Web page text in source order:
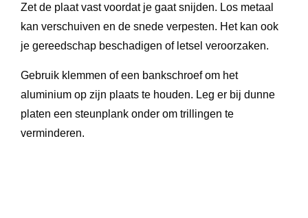
Zet de plaat vast voordat je gaat snijden. Los metaal
kan verschuiven en de snede verpesten. Het kan ook
je gereedschap beschadigen of letsel veroorzaken.
Gebruik klemmen of een bankschroef om het
aluminium op zijn plaats te houden. Leg er bij dunne
platen een steunplank onder om trillingen te
verminderen.